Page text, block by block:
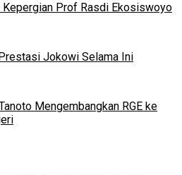
Kepergian Prof Rasdi Ekosiswoyo
Jokowi Selama Ini
Mengembangkan RGE ke